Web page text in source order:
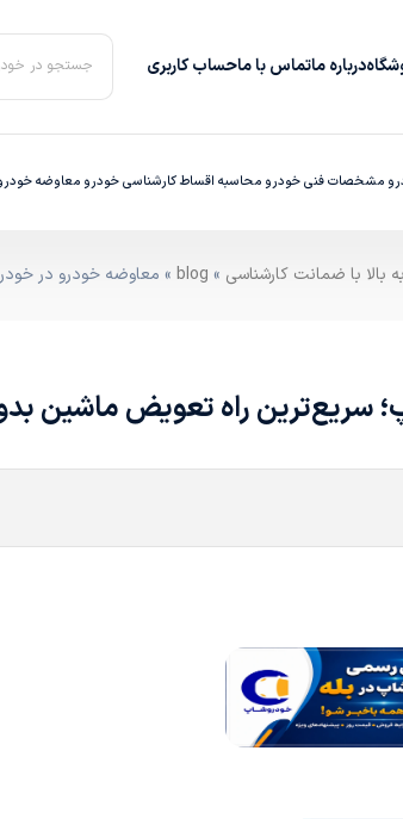
درباره‌ ماتماس با ماحساب کاربری جستجو در
مشخصات فنی خودرو محاسبه اقساطکارشناسی خودرو معاوضه
»
blog » معاوضه خودرو در
سریع‌ترین راه تعویض ماشین